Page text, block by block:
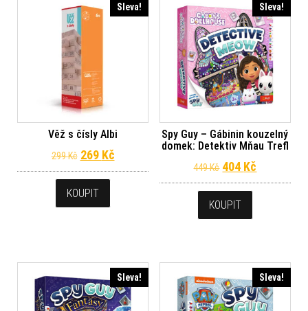
Sleva!
Věž s čísly Albi
299Kč Původní cena byla: 299 Kč.
269 KčAktuální cena je: 269 Kč.
KOUPIT
Sleva!
Spy Guy – Gábinin kouzelný
domek: Detektiv Mňau Trefl
449Kč Původní cena
404 Kč
KOUPIT
Sleva! Sleva!